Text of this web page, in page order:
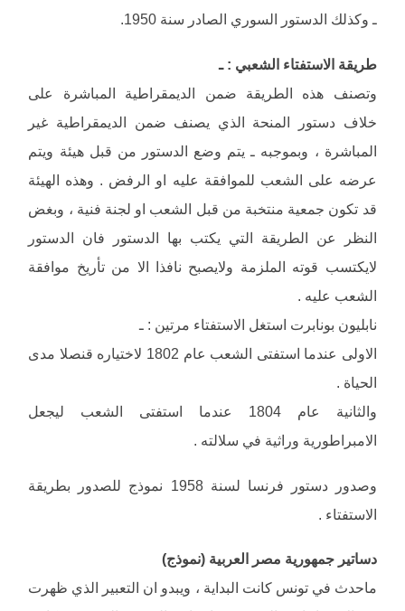
ـ وكذلك الدستور السوري الصادر سنة 1950.
طريقة الاستفتاء الشعبي : ـ
وتصنف هذه الطريقة ضمن الديمقراطية المباشرة على
خلاف دستور المنحة الذي يصنف ضمن الديمقراطية غير
المباشرة ، وبموجبه ـ يتم وضع الدستور من قبل هيئة ويتم
عرضه على الشعب للموافقة عليه او الرفض . وهذه الهيئة
قد تكون جمعية منتخبة من قبل الشعب او لجنة فنية ، وبغض
النظر عن الطريقة التي يكتب بها الدستور فان الدستور
لايكتسب قوته الملزمة ولايصبح نافذا الا من تأريخ موافقة
الشعب عليه .
نابليون بونابرت استغل الاستفتاء مرتين : ـ
الاولى عندما استفتى الشعب عام 1802 لاختياره قنصلا مدى
الحياة .
والثانية عام 1804 عندما استفتى الشعب ليجعل
الامبراطورية وراثية في سلالته .
وصدور دستور فرنسا لسنة 1958 نموذج للصدور بطريقة
الاستفتاء .
دساتير جمهورية مصر العربية (نموذج)
ماحدث في تونس كانت البداية ، ويبدو ان التعبير الذي ظهرت